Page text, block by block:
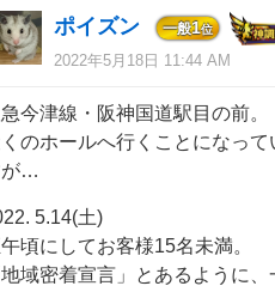
ポイズン 一般1位
2022年5月18日 11:44 AM
今津線・阪神国道駅目の前。
のホールへ行くことになっ
が…
5.14(土)
頃にしてお客様15名未満。
地域密着宣言」とあるように